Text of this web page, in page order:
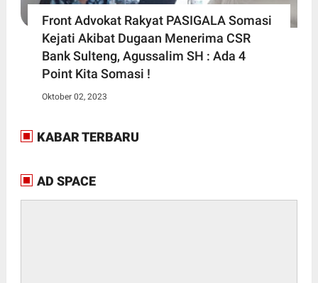
Front Advokat Rakyat PASIGALA Somasi
Kejati Akibat Dugaan Menerima CSR
Bank Sulteng, Agussalim SH : Ada 4
Point Kita Somasi !
Oktober 02, 2023
KABAR TERBARU
AD SPACE